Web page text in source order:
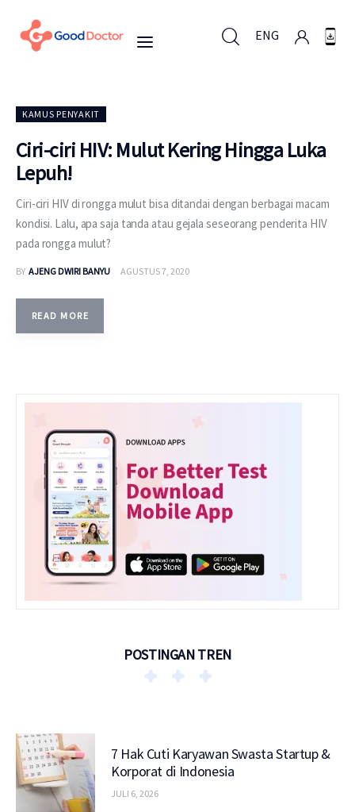
ENG
Untuk Bisnis
Untuk Anda
Berita
Layanan
KAMUS PENYAKIT
Ciri-ciri HIV: Mulut Kering Hingga Luka
Lepuh!
Ciri-ciri HIV di rongga mulut bisa ditandai dengan berbagai macam
kondisi. Lalu, apa saja tanda atau gejala seseorang penderita HIV
pada rongga mulut?
BY AJENG DWIRI BANYU AGUSTUS 7, 2020
READ MORE
POSTINGAN TREN
7 Hak Cuti Karyawan Swasta Startup &
Korporat di Indonesia
JULI 6, 2026